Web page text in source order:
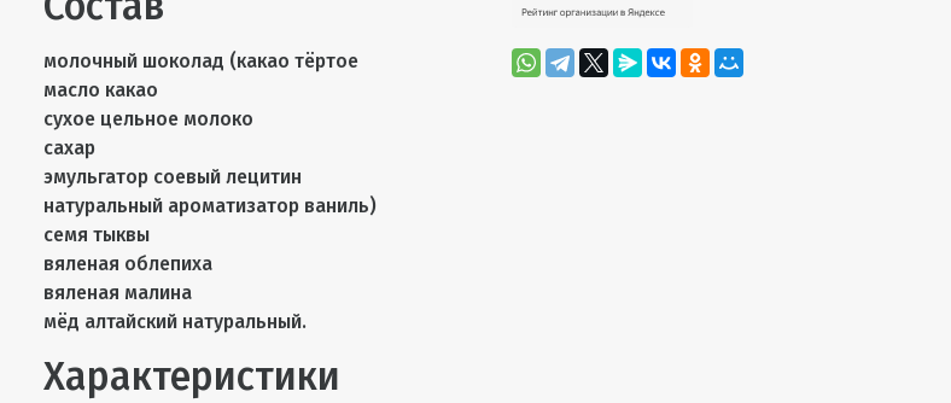
молочный шоколад (какао тёртое
масло какао
сухое цельное молоко
сахар
эмульгатор соевый лецитин
натуральный ароматизатор ваниль)
семя тыквы
вяленая облепиха
вяленая малина
мёд алтайский натуральный.
Характеристики